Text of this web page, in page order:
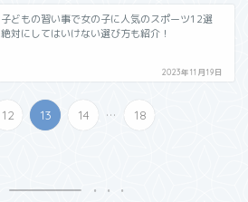
子どもの習い事で女の子に人気のスポーツ12選
絶対にしてはいけない選び方も紹介！
2023年11月19日
12 13 14 ... 18